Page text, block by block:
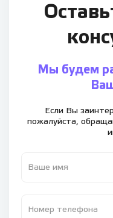
Мы будем
Если Вы
пожалуйста,